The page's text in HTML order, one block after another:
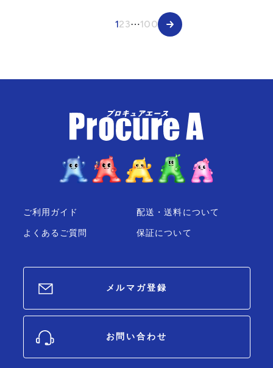
123⋯100
ご利用ガイド
よくあるご質問
配送・送料について
保証について
メルマガ登録
お問い合わせ